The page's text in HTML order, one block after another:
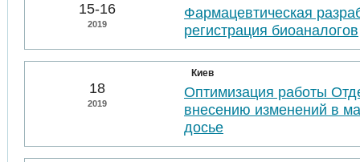
15-16
2019
Фармацевтическая
регистрация биоаналогов
18
2019
Киев
Оптимизация работы
внесению изменений в
досье